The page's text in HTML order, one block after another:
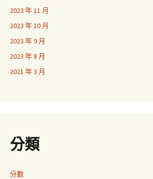
2023 年 11 月
2023 年 10 月
2023 年 9 月
2023 年 8 月
2021 年 3 月
分類
分數